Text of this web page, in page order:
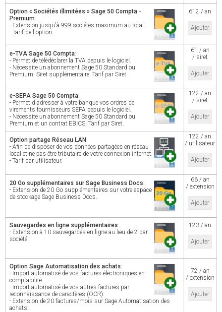
Option « Sociétés illimitées » Sage 50 Compta -
Premium:
- Extension jusqu'à 999 sociétés maximum au total.
- Tarif de l'option.
612 / an
Ajouter
e-TVA Sage 50 Compta:
- Permet de télédéclarer la TVA depuis le logiciel.
- Nécessite un abonnement Sage 50 Standard ou
Premium. Siret supplémentaire. Tarif par Siret.
61 / an
/ siret
Ajouter
e-SEPA Sage 50 Compta:
- Permet d'adresser à votre banque vos ordres de
virements fournisseurs SEPA depuis le logiciel.
- Nécessite un abonnement Sage 50 Standard ou
Premium et un contrat EBICS. Tarif par Siret.
122 / an
/ siret
Ajouter
Option partage Réseau LAN:
- Afin de disposer de vos données partagées en réseau
local et ne pas être tributaire de votre connexion internet.
- Tarif par utilisateur.
122 / an
/ utilisateur
Ajouter
20 Go supplémentaires sur Sage Business Docs:
- Extension de 20 Go supplémentaires sur votre espace
de stockage Sage Business Docs.
66 / an
/ extension
Ajouter
Sauvegardes en ligne supplémentaires:
- Extension à 10 sauvegardes en ligne au lieu de 2 par
société.
123 / an
Ajouter
Option Sage Automatisation des achats:
- Import automatisé de vos factures électroniques en
comptabilité.
- Import automatisé de vos autres factures par
reconnaissance de caractères (OCR).
- Extension de 20 factures/mois sur Sage Automatisation des
achats.
72 / an
/ extension
Ajouter